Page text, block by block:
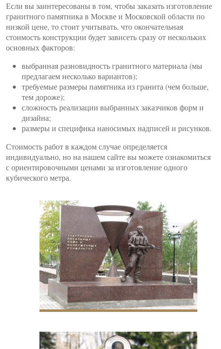
Если вы заинтересованы в том, чтобы заказать изготовление
гранитного памятника в Москве и Московской области по
низкой цене, то стоит учитывать, что окончательная
стоимость конструкции будет зависеть сразу от нескольких
основных факторов:
выбранная разновидность гранитного материала (мы
предлагаем несколько вариантов);
требуемые размеры памятника из гранита (чем больше,
тем дороже);
сложность реализации выбранных заказчиков форм и
дизайна;
размеры и специфика наносимых надписей и рисунков.
Стоимость работ в каждом случае определяется
индивидуально, но на нашем сайте вы можете ознакомиться
с ориентировочными ценами за изготовление одного
кубического метра.